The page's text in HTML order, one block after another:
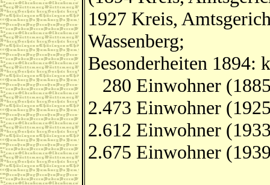
1927 Kreis,
Wassenberg;
Besonderheiten 1894:
280 Einwohner
2.473 Einwohner
2.612 Einwohner
2.675 Einwohner